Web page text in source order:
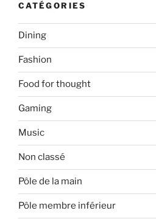
CATÉGORIES
Dining
Fashion
Food for thought
Gaming
Music
Non classé
Pôle de la main
Pôle membre inférieur